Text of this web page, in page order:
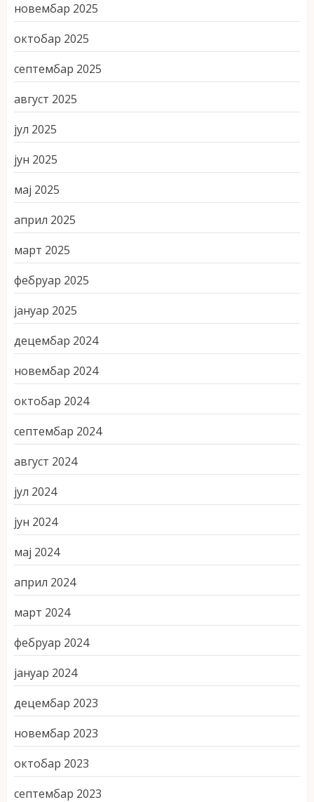
новембар 2025
октобар 2025
септембар 2025
август 2025
јул 2025
јун 2025
мај 2025
април 2025
март 2025
фебруар 2025
јануар 2025
децембар 2024
новембар 2024
октобар 2024
септембар 2024
август 2024
јул 2024
јун 2024
мај 2024
април 2024
март 2024
фебруар 2024
јануар 2024
децембар 2023
новембар 2023
октобар 2023
септембар 2023